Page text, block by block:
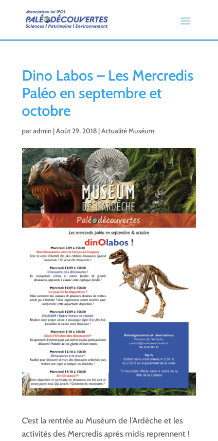
Dino Labos – Les Mercredis
Paléo en septembre et
octobre
paradmin |Août 29, 2018|Actualité Muséum
C’est la rentrée au Muséum de l’Ardèche et les
activités des Mercredis après midis reprennent !